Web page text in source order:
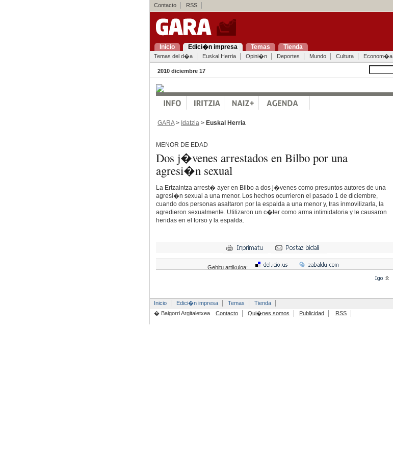
Contacto RSS
Inicio Edici�n impresa Temas Tienda
Temas del d�a Euskal Herria Opini�n Deportes Mundo Cultura Econom�a
2010 diciembre 17
GARA> Idatzia > Euskal Herria
MENOR DE EDAD
Dos j�venes arrestados en Bilbo por una
agresi�n sexual
La Ertzaintza arrest� ayer en Bilbo a dos j�venes como presuntos autores de una
agresi�n sexual a una menor. Los hechos ocurrieron el pasado 1 de diciembre,
cuando dos personas asaltaron por la espalda a una menor y, tras inmovilizarla, la
agredieron sexualmente. Utilizaron un c�ter como arma intimidatoria y le causaron
heridas en el torso y la espalda.
Gehitu artikuloa:
Inicio Edici�n impresa Temas
Tienda
� Baigorri Argitaletxea
Contacto Qui�nes somos Publicidad RSS